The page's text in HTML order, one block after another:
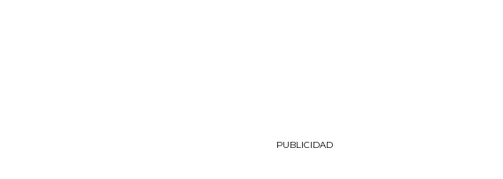
PUBLICIDAD